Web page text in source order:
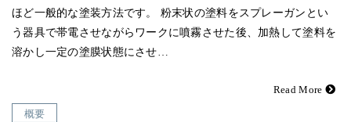
ほど一般的な塗装方法です。 粉末状の塗料をスプレーガンとい
う器具で帯電させながらワークに噴霧させた後、加熱して塗料を
溶かし一定の塗膜状態にさせ…
Read More
概要